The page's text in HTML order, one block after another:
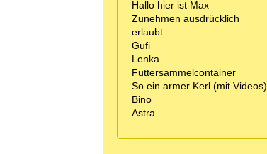
Hallo hier ist Max
Zunehmen ausdrücklich
erlaubt
Gufi
Lenka
Futtersammelcontainer
So ein armer Kerl (mit Videos)
Bino
Astra